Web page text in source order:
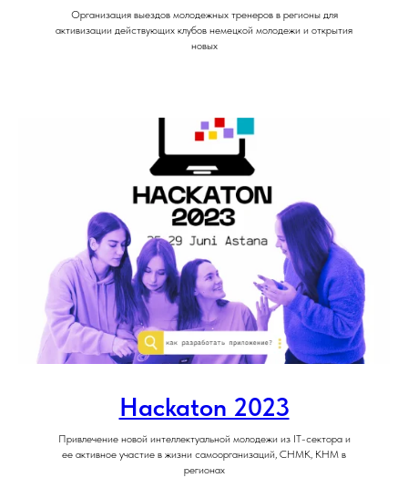
Организация выездов молодежных тренеров в регионы для
активизации действующих клубов немецкой молодежи и открытия
новых
Hackaton 2023
Привлечение новой интеллектуальной молодежи из IT-сектора и
ее активное участие в жизни самоорганизаций, СНМК, КНМ в
регионах